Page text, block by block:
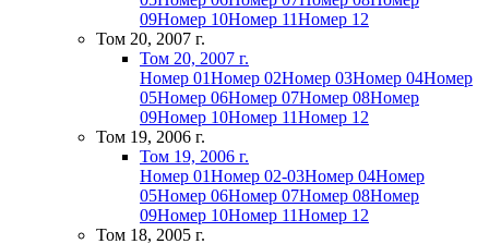
09Номер 10Номер 11Номер 12
Том 20, 2007 г.
Том 20, 2007 г.
Номер 01Номер 02Номер 03Номер 04Номер
05Номер 06Номер 07Номер 08Номер
09Номер 10Номер 11Номер 12
Том 19, 2006 г.
Том 19, 2006 г.
Номер 01Номер 02-03Номер 04Номер
05Номер 06Номер 07Номер 08Номер
09Номер 10Номер 11Номер 12
Том 18, 2005 г.